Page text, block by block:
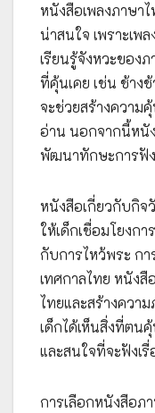
หนังสือเพลงภาษา
น่าสนใจ เพราะเพ
เรียนรู้จังหวะของ
ที่คุ้นเคย เช่น ช้าง
จะช่วยสร้างความ
อ่าน นอกจากนี้หนั
พัฒนาทักษะการฟัง
หนังสือเกี่ยวกับกิจ
ให้เด็กเชื่อมโยงก
กับการไหว้พระ กา
เทศกาลไทย หนังสื
ไทยและสร้างควา
เด็กได้เห็นสิ่งที่ตน
และสนใจที่จะฟังเ
การเลือกหนังสือภ